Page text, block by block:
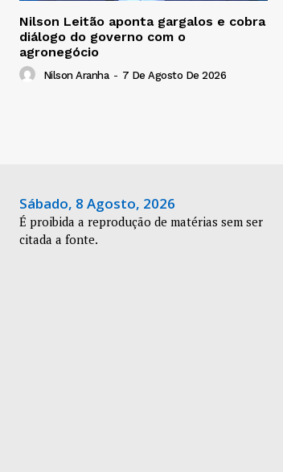
Nilson Leitão aponta gargalos e cobra
diálogo do governo com o
agronegócio
Nilson Aranha - 7 De Agosto De 2026
Sábado, 8 Agosto, 2026
É proibida a reprodução de matérias sem ser
citada a fonte.